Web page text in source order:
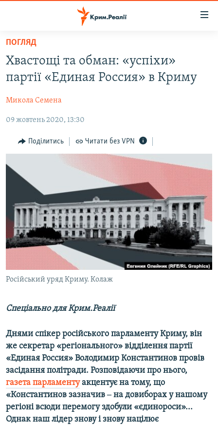
Перейти
основного
матеріалу
Перейти
до
навігації
Перейти
ВІДЕО ТА ФОТО
ПОЛІТИКА
БЛОГИ
ПОГЛЯД
ВСЕ ЗА ДЕНЬ
СПЕЦПРОЕКТИ
ДЕПОРТАЦІЯ
ВІДЕОУРОКИ «ELIFBE»
СВІДЧЕННЯ ОКУПАЦІЇ
УКРАЇНСЬКА ПРОБЛЕМА КРИМУ
ІНФОГРАФІКА
ЯК ОБІЙТИ БЛОКУВАННЯ
Русский
Qırımtatar
ДОЛУЧАЙСЯ!
ПОГЛЯД
Хвастощі та обман: «успіхи»
партії «Единая Россия» в Криму
Микола Семена
09 жовтень 2020, 13:30
Поділитись Читати без VPN
Російський уряд Криму. Колаж
Спеціально для Крим.Реалії
Днями спікер російського парламенту Криму, він
же секретар «регіонального» відділення партії
«Единая Россия» Володимир Константинов провів
засідання політради. Розповідаючи про нього,
газета парламентуакцентує на тому, що
«Константинов зазначив ‒ на довиборах у нашому
регіоні всюди перемогу здобули «єдинороси»...
Однак наш лідер знову і знову націлює